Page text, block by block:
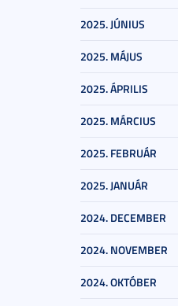
2025. JÚNIUS
2025. MÁJUS
2025. ÁPRILIS
2025. MÁRCIUS
2025. FEBRUÁR
2025. JANUÁR
2024. DECEMBER
2024. NOVEMBER
2024. OKTÓBER